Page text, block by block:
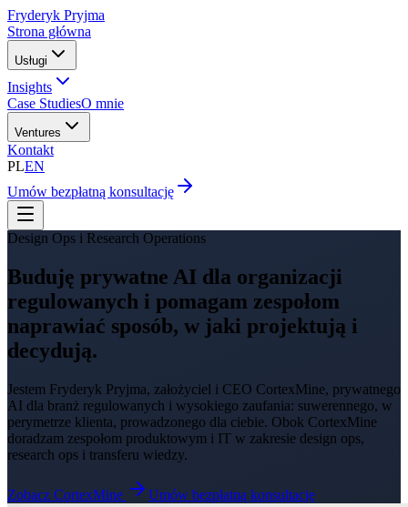
Fryderyk Pryjma
Strona główna
Usługi
Insights
Case StudiesO mnie
Ventures
Kontakt
PLEN
Umów bezpłatną konsultację
Design Ops i Research Operations
Buduję prywatne AI dla organizacji
regulowanych i pomagam zespołom
naprawiać sposób, w jaki projektują i
decydują.
Jestem Fryderyk Pryjma, założyciel i CEO CortexMine, prywatnego
AI dla branż regulowanych i wysokiego zaufania: suwerennego, w
perymetrze klienta, prowadzonego dla ciebie. Obok CortexMine
doradzam zespołom produktowym i IT w zakresie design ops,
research ops i transferu wiedzy.
Zobacz CortexMine Umów bezpłatną konsultację